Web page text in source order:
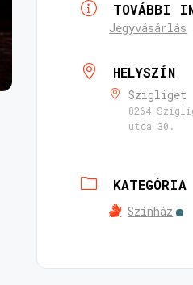
TOVÁBBI
Jegyvásárlás
HELYSZÍN
Szigliget
8264
utca 30.
KATEGÓRIA
Színház